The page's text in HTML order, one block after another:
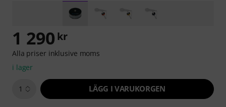
1 290 kr
Alla priser inklusive moms
i lager
1 LÄGG I VARUKORGEN